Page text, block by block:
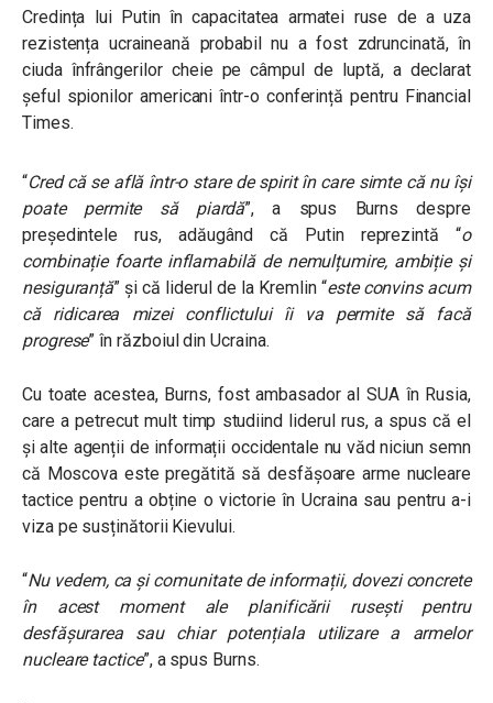
Credința lui Putin în capacitatea armatei ruse de a uza
rezistența ucraineană probabil nu a fost zdruncinată, în
ciuda înfrângerilor cheie pe câmpul de luptă, a declarat
șeful spionilor americani într-o conferință pentru Financial
Times.
“Cred că se află într-o stare de spirit în care simte că nu își
poate permite să piardă”, a spus Burns despre
președintele rus, adăugând că Putin reprezintă “o
combinație foarte inflamabilă de nemulțumire, ambiție și
nesiguranță” și că liderul de la Kremlin “este convins acum
că ridicarea mizei conflictului îi va permite să facă
progrese” în războiul din Ucraina.
Cu toate acestea, Burns, fost ambasador al SUA în Rusia,
care a petrecut mult timp studiind liderul rus, a spus că el
și alte agenții de informații occidentale nu văd niciun semn
că Moscova este pregătită să desfășoare arme nucleare
tactice pentru a obține o victorie în Ucraina sau pentru a-i
viza pe susținătorii Kievului.
“Nu vedem, ca și comunitate de informații, dovezi concrete
în acest moment ale planificării rusești pentru
desfășurarea sau chiar potențiala utilizare a armelor
nucleare tactice”, a spus Burns.